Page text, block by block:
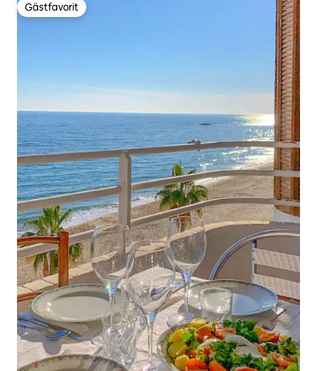
Gästfavorit
Gästfavorit